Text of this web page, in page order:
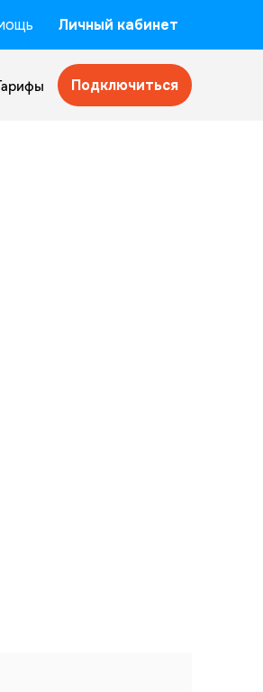
Личный кабинет
Тарифы Подключиться